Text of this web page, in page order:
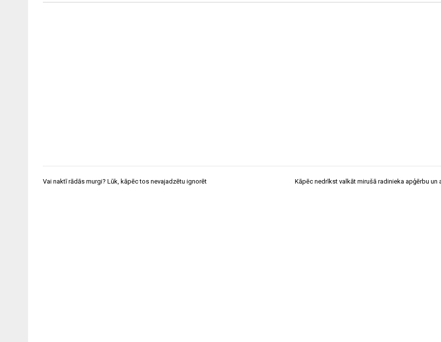
Ziņu
Vai naktī rādās murgi? Lūk, kāpēc tos nevajadzētu ignorēt Kāpēc nedrīkst valkāt mirušā radinieka apģērbu un